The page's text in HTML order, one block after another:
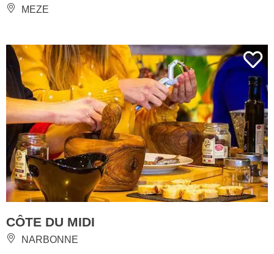
MEZE
CÔTE DU MIDI
NARBONNE